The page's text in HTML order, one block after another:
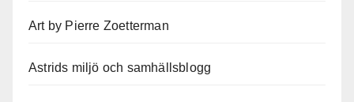
Art by Pierre Zoetterman
Astrids miljö och samhällsblogg